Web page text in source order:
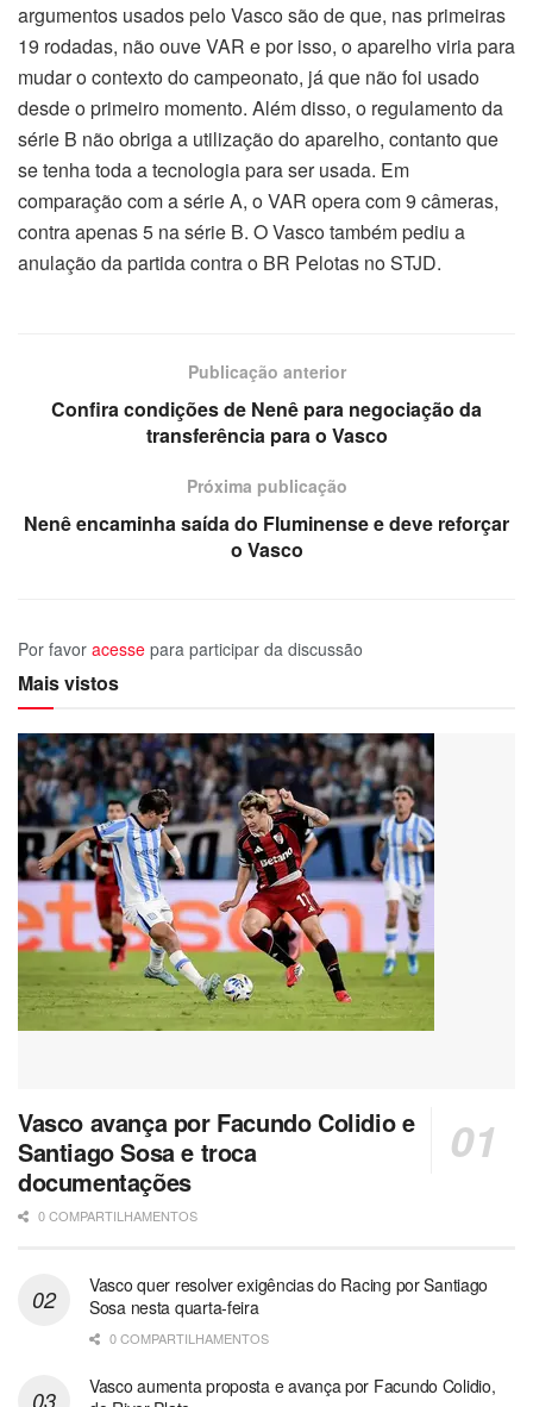
argumentos usados pelo Vasco são de que, nas primeiras
19 rodadas, não ouve VAR e por isso, o aparelho viria para
mudar o contexto do campeonato, já que não foi usado
desde o primeiro momento. Além disso, o regulamento da
série B não obriga a utilização do aparelho, contanto que
se tenha toda a tecnologia para ser usada. Em
comparação com a série A, o VAR opera com 9 câmeras,
contra apenas 5 na série B. O Vasco também pediu a
anulação da partida contra o BR Pelotas no STJD.
Publicação anterior
Confira condições de Nenê para negociação da
transferência para o Vasco
Próxima publicação
Nenê encaminha saída do Fluminense e deve reforçar
o Vasco
Por favor acesse para participar da discussão
Mais vistos
Vasco avança por Facundo Colidio e
Santiago Sosa e troca
documentações
0 COMPARTILHAMENTOS
Vasco quer resolver exigências do Racing por Santiago
Sosa nesta quarta-feira
0 COMPARTILHAMENTOS
Vasco aumenta proposta e avança por Facundo Colidio,